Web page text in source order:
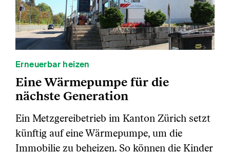
Erneuerbar heizen
Eine Wärmepumpe für die
nächste Generation
Ein Metzgereibetrieb im Kanton Zürich setzt
künftig auf eine Wärmepumpe, um die
Immobilie zu beheizen. So können die Kinder